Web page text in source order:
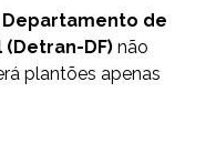
Departamento de
DF) não
plantões apenas